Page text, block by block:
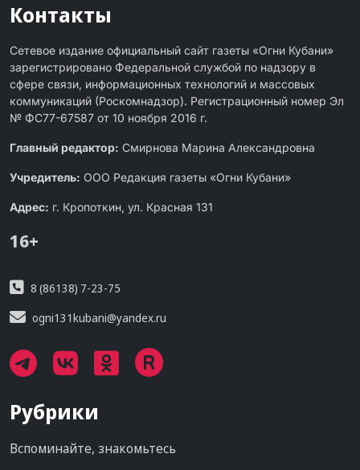
Контакты
Сетевое издание официальный сайт газеты «Огни Кубани»
зарегистрировано Федеральной службой по надзору в
сфере связи, информационных технологий и массовых
коммуникаций (Роскомнадзор). Регистрационный номер Эл
№ ФС77-67587 от 10 ноября 2016 г.
Главный редактор: Смирнова Марина Александровна
Учредитель: ООО Редакция газеты «Огни Кубани»
Адрес: г. Кропоткин, ул. Красная 131
16+
8 (86138) 7-23-75
ogni131kubani@yandex.ru
Рубрики
Вспоминайте, знакомьтесь